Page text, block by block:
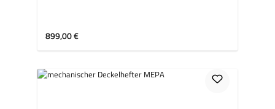
Regulärer Preis:
899,00 €